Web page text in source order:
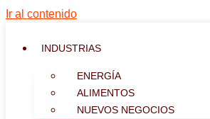
Ir al contenido
INDUSTRIAS
ENERGÍA
ALIMENTOS
NUEVOS NEGOCIOS